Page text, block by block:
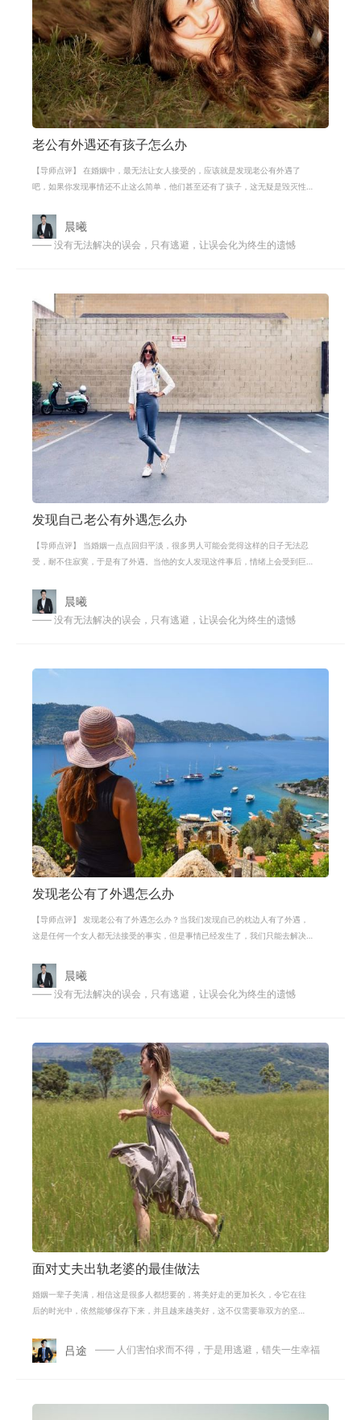
老公有外遇还有孩子怎么办
【导师点评】 在婚姻中，最无法让女人接受的，应该就是发现老公有外遇了
吧，如果你发现事情还不止这么简单，他们甚至还有了孩子，这无疑是毁灭性
晨曦
—— 没有无法解决的误会，只有逃避，让误会化为终生的遗憾
发现自己老公有外遇怎么办
【导师点评】 当婚姻一点点回归平淡，很多男人可能会觉得这样的日子无法忍
受，耐不住寂寞，于是有了外遇。当他的女人发现这件事后，情绪上会受到巨
晨曦
—— 没有无法解决的误会，只有逃避，让误会化为终生的遗憾
发现老公有了外遇怎么办
【导师点评】 发现老公有了外遇怎么办？当我们发现自己的枕边人有了外遇，
这是任何一个女人都无法接受的事实，但是事情已经发生了，我们只能去解决
晨曦
—— 没有无法解决的误会，只有逃避，让误会化为终生的遗憾
面对丈夫出轨老婆的最佳做法
婚姻一辈子美满，相信这是很多人都想要的，将美好走的更加长久，令它在往
后的时光中，依然能够保存下来，并且越来越美好，这不仅需要靠双方的坚
吕途 —— 人们害怕求而不得，于是用逃避，错失一生幸福